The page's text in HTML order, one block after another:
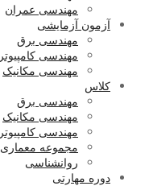
مهندسی عمران
آزمون آزمایشی
مهندسی برق
مهندسی کامپیوتر
مهندسی مکانیک
کلاس
مهندسی برق
مهندسی مکانیک
مهندسی کامپیوتر
مجموعه معماری
روانشناسی
دوره مهارتی